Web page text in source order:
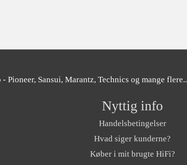
Pioneer, Sansui, Marantz, Technics og mange flere..
Nyttig info
Handelsbetingelser
Hvad siger kunderne?
Køber i mit brugte HiFi?